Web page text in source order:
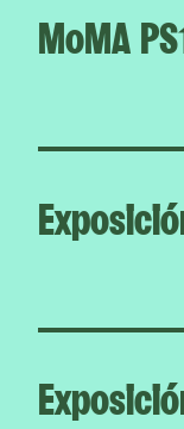
MoMA